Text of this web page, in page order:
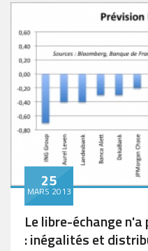
25
MARS 2013
Le libre-échange
: inégalités et